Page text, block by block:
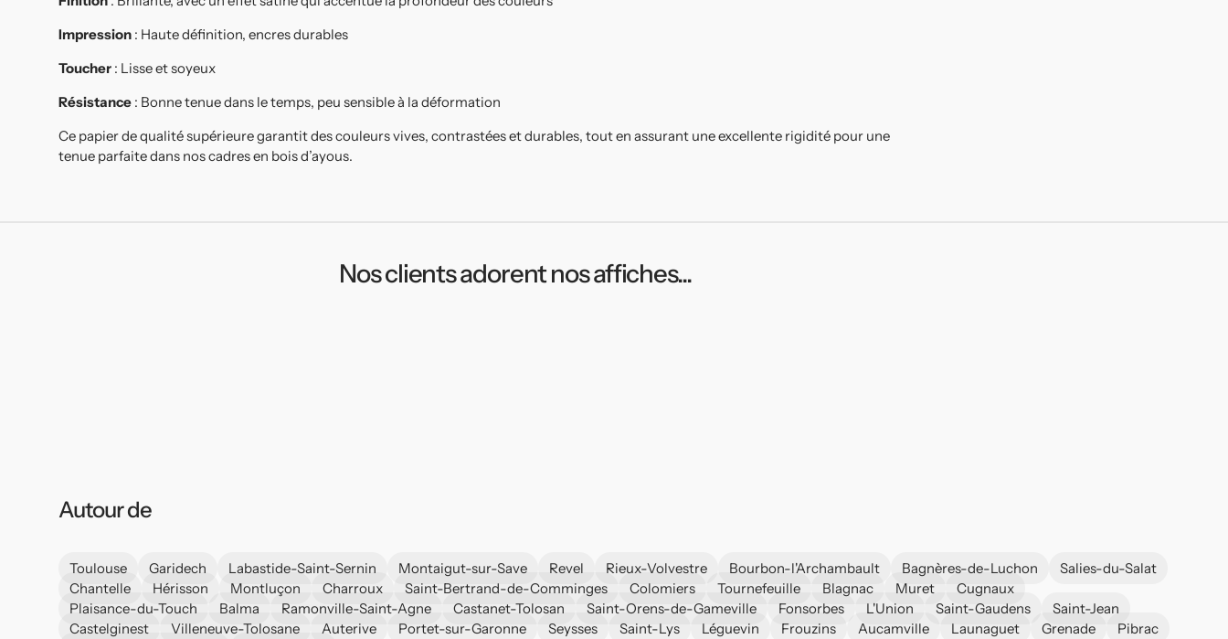
Impression : Haute définition, encres durables
Toucher : Lisse et soyeux
Résistance : Bonne tenue dans le temps, peu sensible à la déformation
Ce papier de qualité supérieure garantit des couleurs vives, contrastées et durables, tout en assurant une excellente rigidité pour une
tenue parfaite dans nos cadres en bois d’ayous.
Nos clients adorent nos affiches...
Autour de
Toulouse Garidech Labastide-Saint-Sernin Montaigut-sur-Save Revel Rieux-Volvestre Bourbon-l'Archambault Bagnères-de-Luchon
Salies-du-Salat
Chantelle
Hérisson Montluçon Charroux Saint-Bertrand-de-Comminges Colomiers Tournefeuille Blagnac Muret
Cugnaux
Plaisance-du-Touch
Balma Ramonville-Saint-Agne Castanet-Tolosan Saint-Orens-de-Gameville Fonsorbes L'Union Saint-Gaudens
Saint-Jean
Castelginest
Villeneuve-Tolosane Auterive Portet-sur-Garonne Seysses Saint-Lys Léguevin Frouzins Aucamville Launaguet Grenade
Pibrac